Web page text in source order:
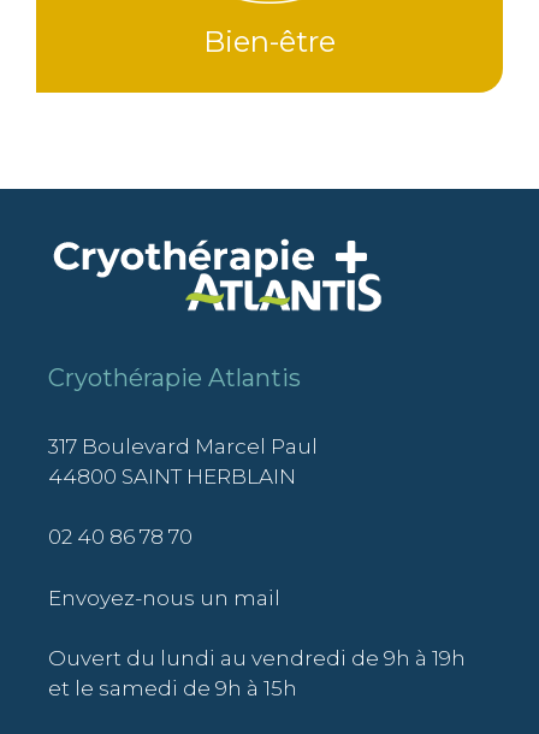
Bien-être
Cryothérapie Atlantis
317 Boulevard Marcel Paul
44800 SAINT HERBLAIN
02 40 86 78 70
Envoyez-nous un mail
Ouvert du lundi au vendredi de 9h à 19h
et le samedi de 9h à 15h